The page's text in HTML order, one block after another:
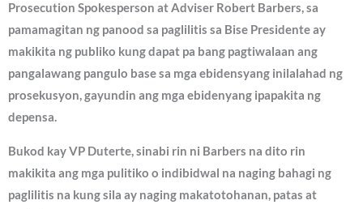
Prosecution Spokesperson at Adviser Robert Barbers, sa
pamamagitan ng panood sa paglilitis sa Bise Presidente ay
makikita ng publiko kung dapat pa bang pagtiwalaan ang
pangalawang pangulo base sa mga ebidensyang inilalahad ng
prosekusyon, gayundin ang mga ebidenyang ipapakita ng
depensa.
Bukod kay VP Duterte, sinabi rin ni Barbers na dito rin
makikita ang mga pulitiko o indibidwal na naging bahagi ng
paglilitis na kung sila ay naging makatotohanan, patas at